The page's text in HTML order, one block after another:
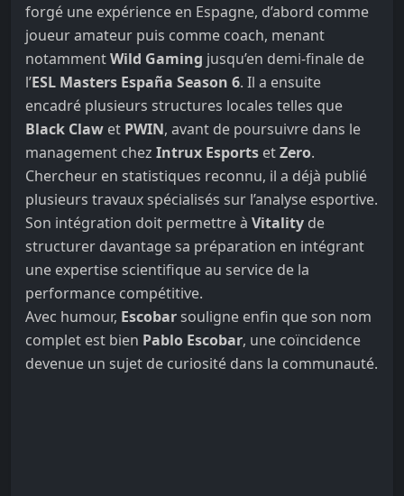
forgé une expérience en Espagne, d’abord comme
joueur amateur puis comme coach, menant
notammentWild Gaming jusqu’en demi-finale de
l’ESL Masters España Season 6. Il a ensuite
encadré plusieurs structures locales telles que
Black Claw et PWIN, avant de poursuivre dans le
management chez Intrux Esports etZero.
Chercheur en statistiques reconnu, il a déjà publié
plusieurs travaux spécialisés sur l’analyse esportive.
Son intégration doit permettre à Vitality de
structurer davantage sa préparation en intégrant
une expertise scientifique au service de la
performance compétitive.
Avec humour, Escobarsouligne enfin que son nom
complet est bien Pablo Escobar, une coïncidence
devenue un sujet de curiosité dans la communauté.